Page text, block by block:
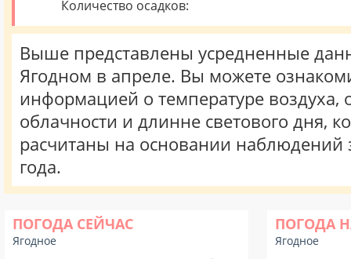
Количество осадков:
Выше представлены усредненные
Ягодном в апреле. Вы можете
информацией о температуре воздуха,
облачности и длинне светового дня,
расчитаны на основании наблюдений
года.
ПОГОДА СЕЙЧАС
Ягодное
ПОГОДА
Ягодное